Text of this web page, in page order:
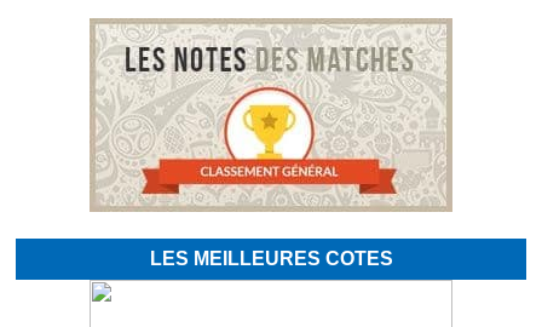
LES MEILLEURES COTES